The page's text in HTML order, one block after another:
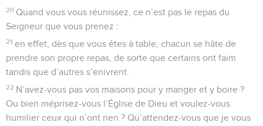
20 Quand vous vous réunissez, ce n’est pas le repas du
Seigneur que vous prenez :
21 en effet, dès que vous êtes à table, chacun se hâte de
prendre son propre repas, de sorte que certains ont faim
tandis que d’autres s’enivrent.
22 N’avez-vous pas vos maisons pour y manger et y boire ?
Ou bien méprisez-vous l’Église de Dieu et voulez-vous
humilier ceux qui n’ont rien ? Qu’attendez-vous que je vous